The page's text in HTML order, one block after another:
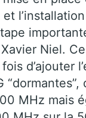
Xavier Niel.
d’ajouter
“dormantes”,
MHz mais